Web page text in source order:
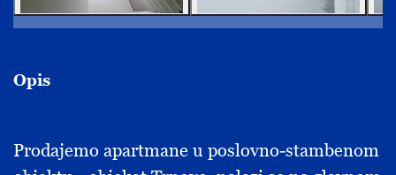
Opis
Prodajemo apartmane u poslovno-stambenom